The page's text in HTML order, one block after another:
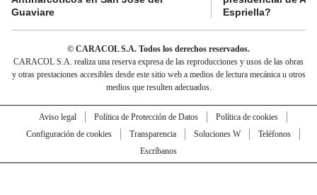
Guaviare
Espriella?
© CARACOL S.A. Todos los derechos reservados.
CARACOL S.A. realiza una reserva expresa de las reproducciones y usos de las obras
y otras prestaciones accesibles desde este sitio web a medios de lectura mecánica u otros
medios que resulten adecuados.
Aviso legal Política de Protección de Datos
Política de cookies
Configuración de cookies
Transparencia Soluciones W
Teléfonos
Escríbanos